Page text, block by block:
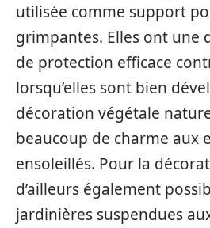
utilisée comme support
grimpantes. Elles ont une
de protection efficace
lorsqu’elles sont bien
décoration végétale
beaucoup de charme aux
ensoleillés. Pour la
d’ailleurs également
jardinières suspendues